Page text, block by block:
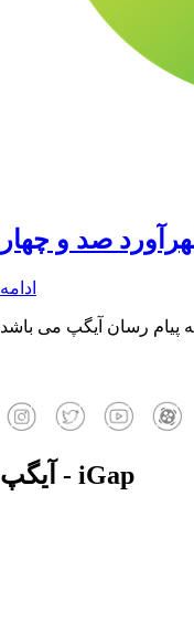
صد و چهار
ادامه
آیگپ - iGap